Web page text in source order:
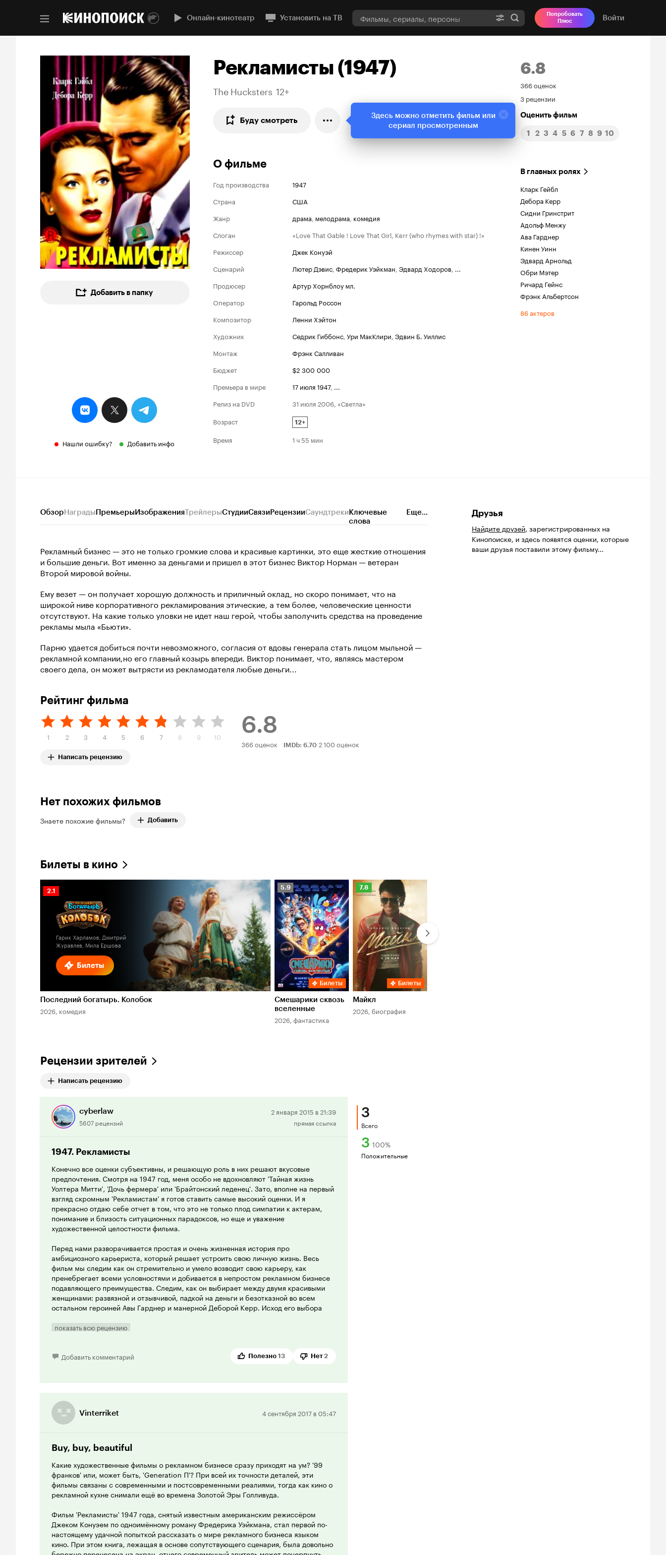
Онлайн-кинотеатр Установить на ТВ
Попробовать
Плюс
Войти
Добавить в папку
Нашли ошибку? Добавить инфо
Рекламисты (1947)
The Hucksters 12+
Буду смотреть
6.8
Рейтинг
Кинопоиска
6.8
366 оценок
3 рецензии
Оценить фильм
1 2 3 4 5 6 7 8 9 10
О фильме
Год производства
1947
Страна
США
Жанр
драма, мелодрама, комедия
Слоган
«Love That Gable ! Love That Girl, Kerr (who rhymes with star) !»
Режиссер
Джек Конуэй
Сценарий
Лютер Дэвис, Фредерик Уэйкман, Эдвард Ходоров, ...
Продюсер
Артур Хорнблоу мл.
Оператор
Гарольд Россон
Композитор
Ленни Хэйтон
Художник
Седрик Гиббонс, Ури МакКлири, Эдвин Б. Уиллис
Монтаж
Фрэнк Салливан
Бюджет
$2 300 000
Премьера в мире
17 июля 1947, ...
Релиз на DVD
31 июля 2006, «Светла»
Возраст
12+
Время 1 ч 55 мин
В главных ролях
Кларк Гейбл
Дебора Керр
Сидни Гринстрит
Адольф Менжу
Ава Гарднер
Кинен Уинн
Эдвард Арнольд
Обри Мэтер
Ричард Гейнс
Фрэнк Альбертсон
86 актеров
ОбзорНаградыПремьерыИзображенияТрейлерыСтудииСвязиРецензииСаундтрекиКлючевые
слова
Еще...
Рекламный бизнес — это не только громкие слова и красивые картинки, это еще жесткие отношения
и большие деньги. Вот именно за деньгами и пришел в этот бизнес Виктор Норман — ветеран
Второй мировой войны.
Ему везет — он получает хорошую должность и приличный оклад, но скоро понимает, что на
широкой ниве корпоративного рекламирования этические, а тем более, человеческие ценности
отсутствуют. На какие только уловки не идет наш герой, чтобы заполучить средства на проведение
рекламы мыла «Бьюти».
Парню удается добиться почти невозможного, согласия от вдовы генерала стать лицом мыльной —
рекламной компании,но его главный козырь впереди. Виктор понимает, что, являясь мастером
своего дела, он может вытрясти из рекламодателя любые деньги...
Рейтинг фильма
1 2 3 4 5 6 7 8 9 10
Написать рецензию
6.8
Рейтинг
366 оценок IMDb: 6.70 2 100 оценок
Нет похожих фильмов
Знаете похожие фильмы? Добавить
Билеты в кино
Билеты
Рейтинг
Кинопоиска
2.1
Гарик Харламов, Дмитрий
Журавлев, Мила Ершова
Последний богатырь. Колобок
2026, комедия
Рейтинг
Кинопоиска
5.9
5.9
Билеты
Смешарики сквозь
вселенные
2026, фантастика
Рейтинг
Кинопоиска
7.8
Билеты
Майкл
2026, биография
Рецензии зрителей
Написать рецензию
cyberlaw
5607 рецензий
Положительная
рецензия
2 января 2015 в 21:39
прямая ссылка
1947. Рекламисты
Конечно все оценки субъективны, и решающую роль в них решают вкусовые
предпочтения. Смотря на 1947 год, меня особо не вдохновляют 'Тайная жизнь
Уолтера Митти', 'Дочь фермера' или 'Брайтонский леденец'. Зато, вполне на первый
взгляд скромным 'Рекламистам' я готов ставить самые высокий оценки. И я
прекрасно отдаю себе отчет в том, что это не только плод симпатии к актерам,
понимание и близость ситуационных парадоксов, но еще и уважение
художественной целостности фильма.
Перед нами разворачивается простая и очень жизненная история про
амбициозного карьериста, который решает устроить свою личную жизнь. Весь
фильм мы следим как он стремительно и умело возводит свою карьеру, как
пренебрегает всеми условностями и добивается в непростом рекламном бизнесе
подавляющего преимущества. Следим, как он выбирает между двумя красивыми
женщинами: развязной и отзывчивой, падкой на деньги и безотказной во всем
остальном героиней Авы Гарднер и манерной Деборой Керр. Исход его выбора
изящества. Все вроде гладко складывается, мелкие неудачи лишь форсируют
Ну, а если вдаваться в детали, то нельзя не упомянуть о вполне реалистичном
любителе жестких переговоров - герое Сидни Гринстрита. Вспоминается и встреча
пассию. Вроде все понятно и прозрачно, но с каким достоинством нам подается
эта история. Даже в карьерных комбинациях и заурядных обманах, люди, герои
этой ленты, не забывают о человеческом достоинстве, выражая готовность
исправиться, признать свои ошибки. Тут большая заслуга режиссера, что сумел
предложить это изысканное блюдо удалив навязчивую поучительность. Только
действие, только жизнь.
10 из 10
показать всю рецензию
Добавить комментарий Полезно 13 Нет 2
Vinterriket
Положительная
4 сентября 2017 в 05:47
Buy, buy, beautiful
Какие художественные фильмы о рекламном бизнесе сразу приходят на ум? '99
франков' или, может быть, 'Generation П'? При всей их точности деталей, эти
фильмы связаны с современными и постсовременными реалиями, тогда как кино о
рекламной кухне снимали ещё во времена Золотой Эры Голливуда.
Фильм 'Рекламисты' 1947 года, снятый известным американским режиссёром
Джеком Конуэем по одноимённому роману Фредерика Уэйкмана, стал первой по-
настоящему удачной попыткой рассказать о мире рекламного бизнеса языком
кино. При этом книга, лежащая в основе сопутствующего сценария, была довольно
3
Всего
3 100%
Положительные
Друзья
Найдите друзей, зарегистрированных на
Кинопоиске, и здесь появятся оценки, которые
ваши друзья поставили этому фильму...
Здесь можно отметить фильм или
сериал просмотренным